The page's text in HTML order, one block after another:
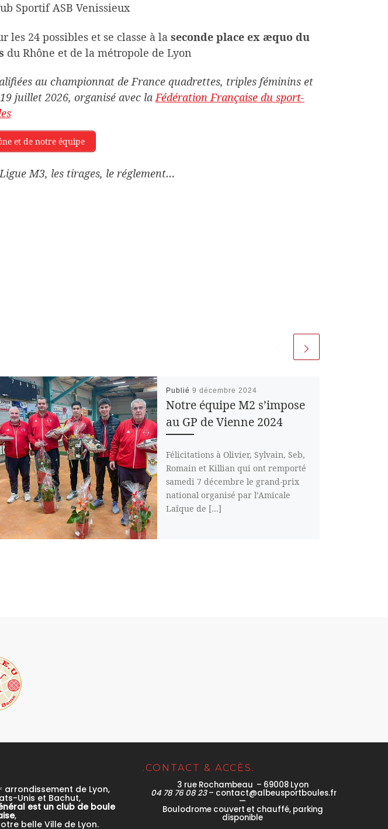
Sportif ASB Venissieux
les 24 possibles et se classe à la seconde place ex æquo du
du Rhône et de la métropole de Lyon
au championnat de France quadrettes, triples féminins et
juillet 2026, organisé avec laFédération Française du sport-
et de notre équipe
M3, les tirages, le réglement…
Publié 9 décembre 2024
Notre équipe M2 s’impose
au GP de Vienne 2024
Félicitations à Olivier, Sylvain, Seb,
Romain et Killian qui ont remporté
samedi 7 décembre le grand-prix
national organisé par l’Amicale
Laïque de […]
arrondissement de Lyon,
Unis et Bachut,
est un club de boule
,
belle Ville de Lyon.
.CONTACT & ACCÈS.
3 rue Rochambeau – 69008 Lyon
04 78 76 08 23– contact@albeusportboules.fr
—
Boulodrome couvert et chauffé, parking
disponible